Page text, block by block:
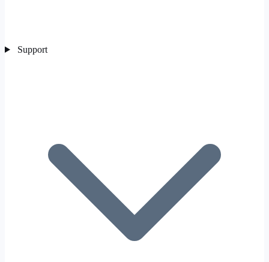
Support